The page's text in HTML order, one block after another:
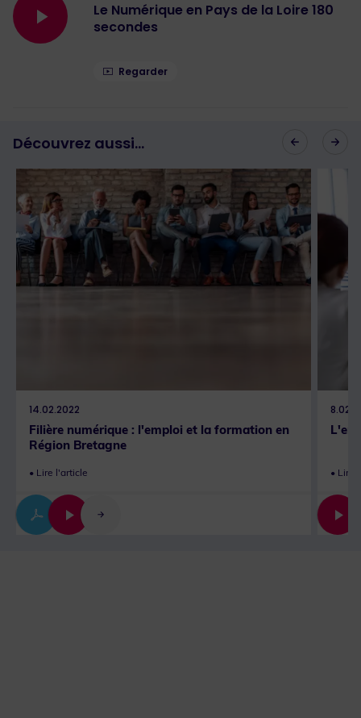
Le Numérique en Pays de la Loire 180
secondes
Regarder
Découvrez aussi...
14.02.2022
Filière numérique : l'emploi et la formation en
Région Bretagne